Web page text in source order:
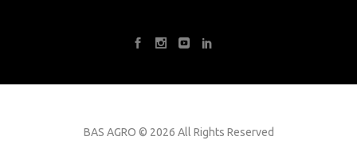
BAS AGRO © 2026 All Rights Reserved